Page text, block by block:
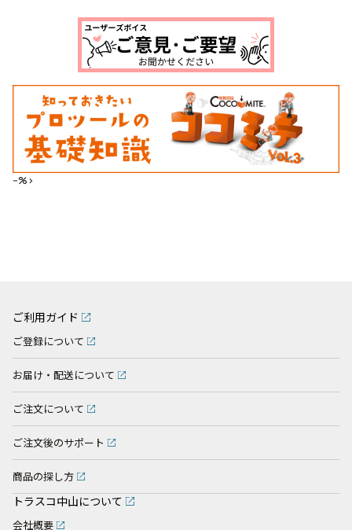
--%>
ご利用ガイド
ご登録について
お届け・配送について
ご注文について
ご注文後のサポート
商品の探し方
トラスコ中山について
会社概要